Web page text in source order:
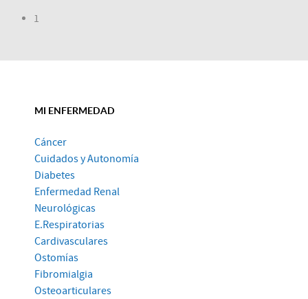
1
MI ENFERMEDAD
Cáncer
Cuidados y Autonomía
Diabetes
Enfermedad Renal
Neurológicas
E.Respiratorias
Cardivasculares
Ostomías
Fibromialgia
Osteoarticulares